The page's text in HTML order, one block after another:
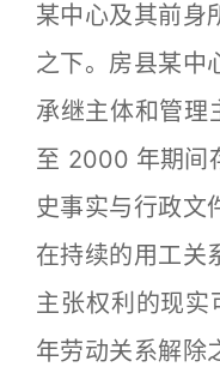
某中心及其前身
之下。房县某中
承继主体和管理
至 2000 年期间
史事实与行政文
在持续的用工关
主张权利的现
年劳动关系解除